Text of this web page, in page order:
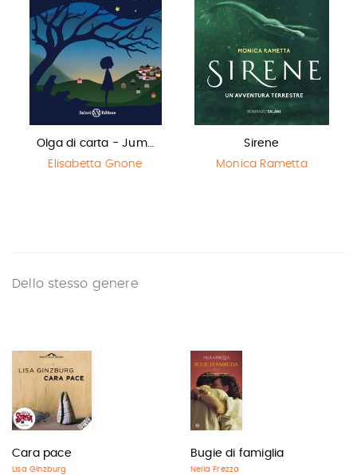
Olga di carta - Jum…
Elisabetta Gnone
Sirene
Monica Rametta
Dello stesso genere
Cara pace
Lisa Ginzburg
Bugie di famiglia
Nella Frezza